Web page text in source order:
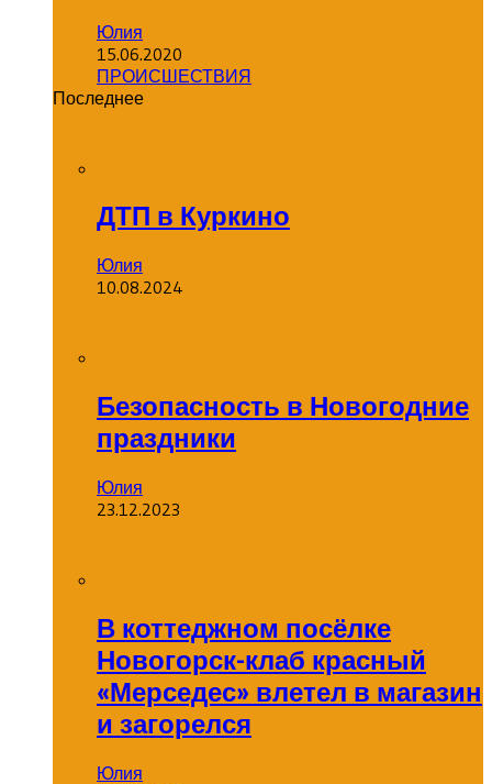
Юлия
15.06.2020
ПРОИСШЕСТВИЯ
Последнее
ДТП в Куркино
Юлия
10.08.2024
Безопасность в Новогодние
праздники
Юлия
23.12.2023
В коттеджном посёлке
Новогорск-клаб красный
«Мерседес» влетел в магазин
и загорелся
Юлия